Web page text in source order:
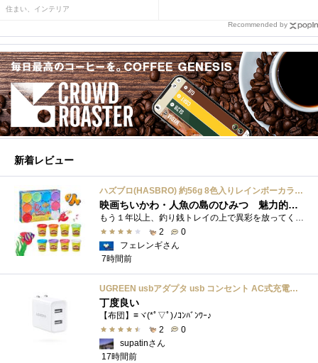
住まい、インテリア
Recommended by
新着レビュー
ハズブロ(HASBRO) 約56g 8色入りレインボーカラーのプレイ・ドー、新学期用品、2才以上のプリスクールの子供向け、子供向けのアート&クラフト 粘土 ねんど、こどもの日、子供の日プレゼント
映画ちいかわ・人魚の島のひみつ 魅力的なビラン：セイレーンを造ってみた
もう１年以上、釣り銭トレイの上で異彩を放ってくれたミャクミャクのマグネット 映画ちいかわ人魚の島のひみつを鑑賞後、素敵なビランのセイ...
2
0
フェレンギさん
7時間前
UGREEN usbアダプタ usb コンセント AC式充電器 3.1A PSE認証済み 折りたたみ式プラグ 2ポート
丁度良い
【布団】≡ヾ(*ﾟ▽ﾟ)ﾉｺﾝﾊﾞﾝﾜｰ♪
2
0
supatinさん
17時間前